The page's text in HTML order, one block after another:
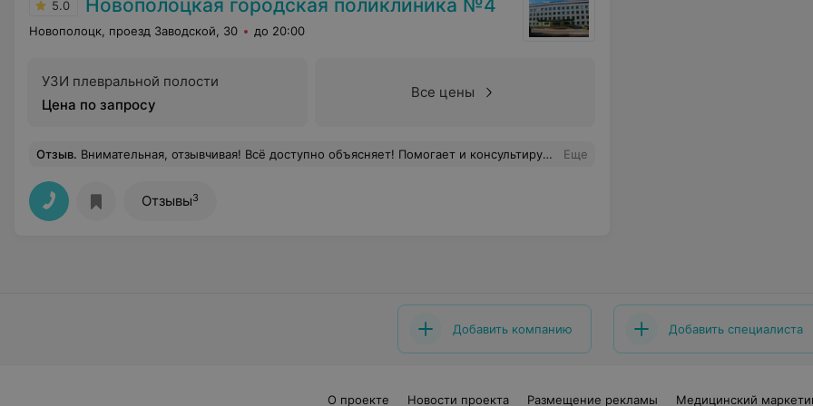
5.0 Новополоцкая городская поликлиника №4
Новополоцк, проезд Заводской, 30 до 20:00
УЗИ плевральной полости
Цена по запросу
Все цены
Отзыв. Внимательная, отзывчивая! Всё доступно объясняет! Помогает и консультирует на протяжении всего периода лечения! Врач от Бога!!! Еще
Отзывы3
Добавить компанию Добавить специалиста
О проекте Новости проекта Размещение рекламы Медицинский